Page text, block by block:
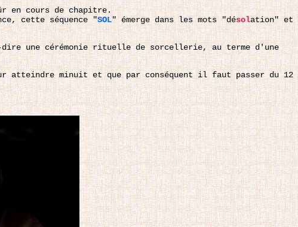
en cours de chapitre.
cette séquence "SOL" émerge dans les mots "désolation" et
une cérémonie rituelle de sorcellerie, au terme d'une
minuit et que par conséquent il faut passer du 12